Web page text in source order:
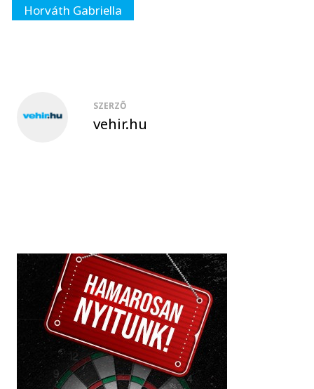
Horváth Gabriella
SZERZŐ
vehir.hu